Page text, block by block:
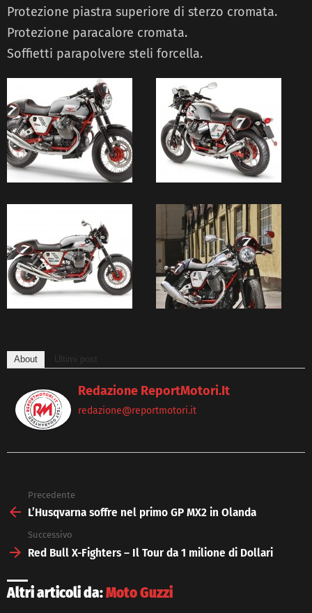
Protezione piastra superiore di sterzo cromata.
Protezione paracalore cromata.
Soffietti parapolvere steli forcella.
About Ultimi post
Redazione ReportMotori.it
redazione@reportmotori.it
more
Precedente
L’Husqvarna soffre nel primo GP MX2 in Olanda
Successivo
Red Bull X-Fighters – Il Tour da 1 milione di Dollari
Altri articoli da:Moto Guzzi